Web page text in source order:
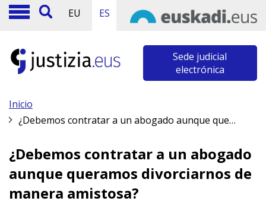
EU ES
Sede judicial
electrónica
Inicio
¿Debemos contratar a un abogado aunque queramos divorciarnos de manera amistosa?
¿Debemos contratar a un abogado
aunque queramos divorciarnos de
manera amistosa?